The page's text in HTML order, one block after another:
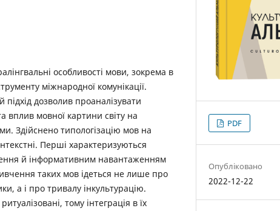
особливості мови, зокрема в
міжнародної комунікації.
підхід дозволив проаналізувати
вплив мовної картини світу на
Здійснено типологізацію мов на
Перші характеризуються
й інформативним навантаженням
таких мов ідеться не лише про
а і про тривалу інкультурацію.
тому інтеграція в їх
PDF
Опубліковано
2022-12-22